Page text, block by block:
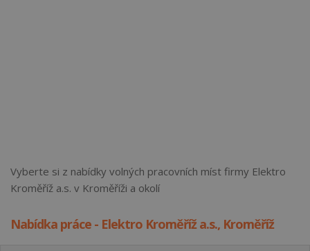
Vyberte si z nabídky volných pracovních míst firmy Elektro
Kroměříž a.s. v Kroměříži a okolí
Nabídka práce - Elektro Kroměříž a.s., Kroměříž